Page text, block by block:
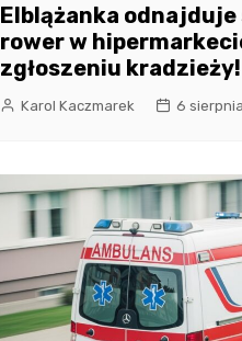
Elblążanka
rower w
zgłoszeniu kradzieży!
Karol Kaczmarek 6